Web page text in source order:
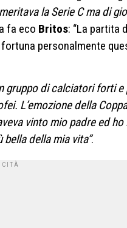
la Serie C ma di
fa eco Britos: “La partita
personalmente
gruppo di calciatori forti
L’emozione della
vinto mio padre ed
della mia vita”.